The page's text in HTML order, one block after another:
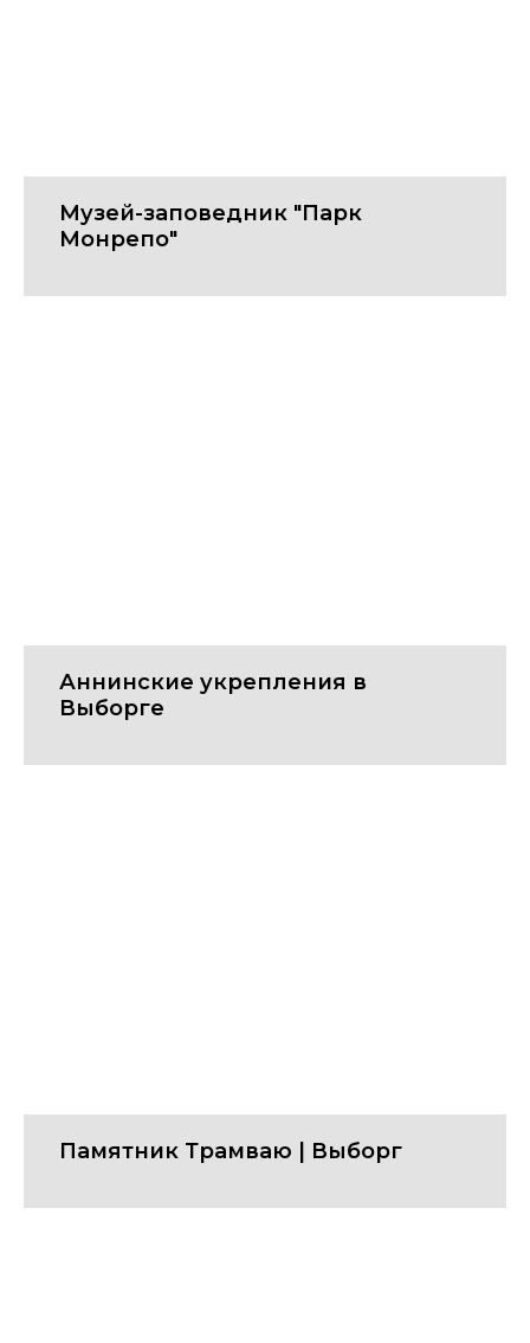
Музей-заповедник "Парк
Монрепо"
Аннинские укрепления в
Выборге
Памятник Трамваю | Выборг